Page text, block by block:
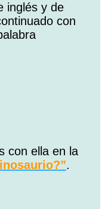
inglés y de
con
con ella en la
.